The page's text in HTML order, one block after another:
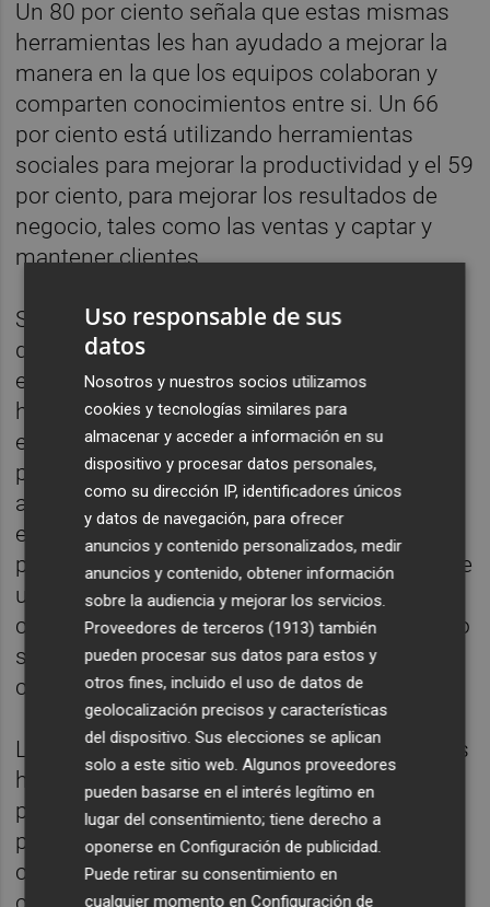
Un 80 por ciento señala que estas mismas
herramientas les han ayudado a mejorar la
manera en la que los equipos colaboran y
comparten conocimientos entre si. Un 66
por ciento está utilizando herramientas
sociales para mejorar la productividad y el 59
por ciento, para mejorar los resultados de
negocio, tales como las ventas y captar y
mantener clientes.
Según Google, el estudio también muestra
que un tercio de los profesionales
entrevistados está utilizando diariamente
herramientas sociales con fines
empresariales. En este sentido, los
profesionales, un 41 por ciento, ha
asegurado que usan estas redes para
encontrar personas o información. En un 37
por ciento de los casos, las redes sociales se
utilizan para colaborar y compartir
conocimientos. Además, en un 34 por ciento
se persigue ampliar las redes personales y
construir relaciones profesionales.
Los ejecutivos senior creen que el uso de las
herramientas sociales en su organización
podría aumentar la productividad en un 22
por ciento y reducir en más de un 25 por
ciento el tiempo dedicado a tareas básicas
Uso responsable de sus
datos
Nosotros y nuestros socios utilizamos
cookies y tecnologías similares para
almacenar y acceder a información en su
dispositivo y procesar datos personales,
como su dirección IP, identificadores únicos
y datos de navegación, para ofrecer
anuncios y contenido personalizados, medir
anuncios y contenido, obtener información
sobre la audiencia y mejorar los servicios.
Proveedores de terceros (1913) también
pueden procesar sus datos para estos y
otros fines, incluido el uso de datos de
geolocalización precisos y características
del dispositivo. Sus elecciones se aplican
solo a este sitio web. Algunos proveedores
pueden basarse en el interés legítimo en
lugar del consentimiento; tiene derecho a
oponerse enConfiguración de publicidad.
Puede retirar su consentimiento en
cualquier momento enConfiguración de